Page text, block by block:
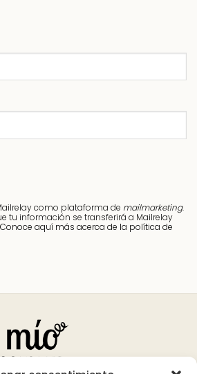
como plataforma de mailmarketing.
tu información se transferirá a Mailrelay
Conoce aquí más acerca de la política de